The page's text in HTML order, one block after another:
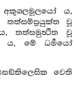
ය,
වූ
තත්සමුත්‍ථිත වූ
ය, මේ ධර්‍මයෝ
වෙති